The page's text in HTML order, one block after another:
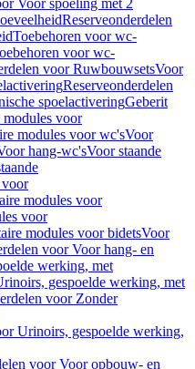
Voor spoeling met 2
Reserveonderdelen
Toebehoren voor wc-
voor wc-
voor RuwbouwsetsVoor
Reserveonderdelen
spoelactiveringGeberit
modules voor
modules voor wc'sVoor
hang-wc'sVoor staande
voor
modules voor
voor
modules voor bidetsVoor
voor Voor hang- en
werking, met
gespoelde werking, met
voor Zonder
Urinoirs, gespoelde werking,
voor Voor opbouw- en